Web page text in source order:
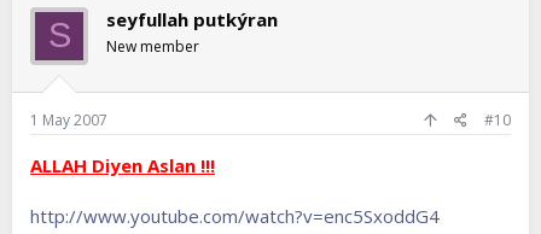
S seyfullah putkýran
New member
1 May 2007 #10
ALLAH Diyen Aslan !!!
http://www.youtube.com/watch?v=enc5SxoddG4